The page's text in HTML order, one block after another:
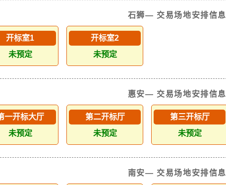
石狮— 交易场地安排信息
开标室1
未预定
开标室2
未预定
惠安— 交易场地安排信息
一开标大厅
未预定
第二开标厅
未预定
第三开标厅
未预定
南安— 交易场地安排信息